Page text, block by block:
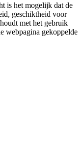
is het mogelijk dat de
geschiktheid voor
met het gebruik
webpagina gekoppelde